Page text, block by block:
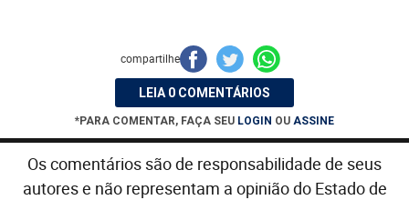
compartilhe
LEIA 0 COMENTÁRIOS
*PARA COMENTAR, FAÇA SEU LOGIN OU ASSINE
Os comentários são de responsabilidade de seus
autores e não representam a opinião do Estado de